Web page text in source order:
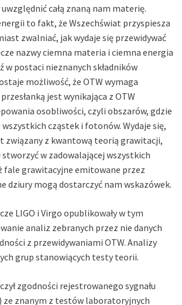
całą znaną nam materię.
to fakt, że Wszechświat przyspiesza
zwalniać, jak wydaje się przewidywać
nazwy ciemna materia i ciemna energia
w postaci nieznanych składników
możliwość, że OTW wymaga
jest wynikająca z OTW
osobliwości, czyli obszarów, gdzie
cząstek i fotonów. Wydaje się,
związany z kwantową teorią grawitacji,
stworzyć w zadowalającej wszystkich
fale grawitacyjne emitowane przez
dziury mogą dostarczyć nam wskazówek.
LIGO i Virgo opublikowały w tym
analiz zebranych przez nie danych
z przewidywaniami OTW. Analizy
grup stanowiących testy teorii.
zgodności rejestrowanego sygnału
ze znanym z testów laboratoryjnych